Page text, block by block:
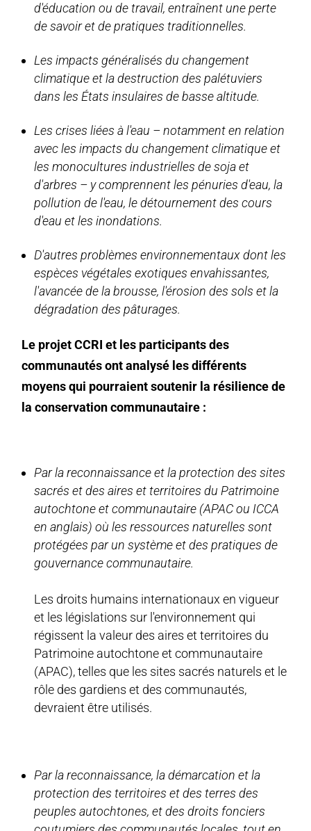
d'éducation ou de travail, entraînent une perte
de savoir et de pratiques traditionnelles.
Les impacts généralisés du changement
climatique et la destruction des palétuviers
dans les États insulaires de basse altitude.
Les crises liées à l'eau – notamment en relation
avec les impacts du changement climatique et
les monocultures industrielles de soja et
d'arbres – y comprennent les pénuries d'eau, la
pollution de l'eau, le détournement des cours
d'eau et les inondations.
D'autres problèmes environnementaux dont les
espèces végétales exotiques envahissantes,
l'avancée de la brousse, l'érosion des sols et la
dégradation des pâturages.
Le projet CCRI et les participants des
communautés ont analysé les différents
moyens qui pourraient soutenir la résilience de
la conservation communautaire :
Par la reconnaissance et la protection des sites
sacrés et des aires et territoires du Patrimoine
autochtone et communautaire (APAC ou ICCA
en anglais) où les ressources naturelles sont
protégées par un système et des pratiques de
gouvernance communautaire.
Les droits humains internationaux en vigueur
et les législations sur l'environnement qui
régissent la valeur des aires et territoires du
Patrimoine autochtone et communautaire
(APAC), telles que les sites sacrés naturels et le
rôle des gardiens et des communautés,
devraient être utilisés.
Par la reconnaissance, la démarcation et la
protection des territoires et des terres des
peuples autochtones, et des droits fonciers